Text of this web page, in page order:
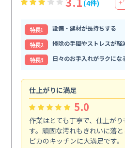
(4件) ＋
特⻑1
設備・建材が長持ちする
特⻑2
掃除の手間やストレスが軽
特⻑3
日々のお手入れがラクにな
仕上がりに満足
5.0
作業はとても丁寧で、仕上が
す。頑固な汚れもきれいに落
ピカのキッチンに大満足です。